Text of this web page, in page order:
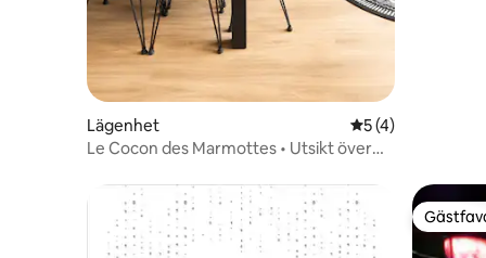
Lägenhet 5 av 5 i
5 (4)
Le Cocon des Marmottes • Utsikt över